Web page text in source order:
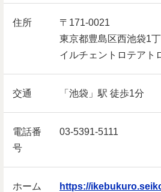
住所
〒171-0021
東京都豊島区西池袋1
イルチェントロテアト
交通 「池袋」駅 徒歩1分
電話番
号
03-5391-5111
ホーム
https://